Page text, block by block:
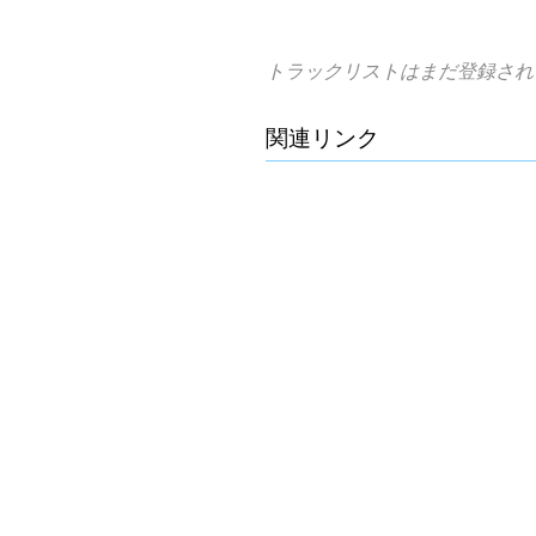
トラックリストはまだ登録され
関連リンク